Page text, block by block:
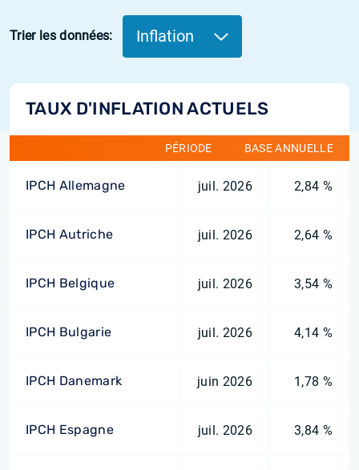
Trier les données: Inflation
TAUX D'INFLATION ACTUELS
PÉRIODE BASE ANNUELLE
IPCH Allemagne juil. 2026 2,84 %
IPCH Autriche juil. 2026 2,64 %
IPCH Belgique juil. 2026 3,54 %
IPCH Bulgarie juil. 2026 4,14 %
IPCH Danemark juin 2026 1,78 %
IPCH Espagne juil. 2026 3,84 %